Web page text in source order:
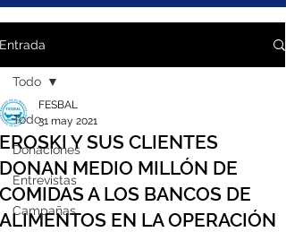
Entrada
Todo
Donaciones
Entrevistas
Campañas
Todo
EROSKI Y SUS CLIENTES
DONAN MEDIO MILLÓN DE
COMIDAS A LOS BANCOS DE
ALIMENTOS EN LA OPERACIÓN
FESBAL
31 may 2021